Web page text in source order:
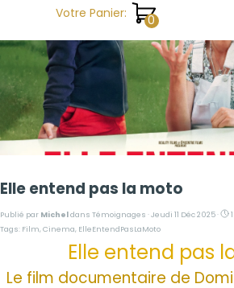
Aller au contenuVotre Panier:
Elle entend pas la moto
Publié par Micheldans Témoignages · Jeudi 11 Déc 2025 ·
Tags: Film, Cinema, ElleEntendPasLaMoto
Elle entend pas
Le film documentaire de